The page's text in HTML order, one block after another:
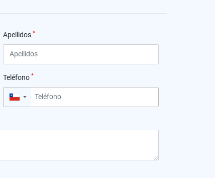
Apellidos *
Teléfono *
▼